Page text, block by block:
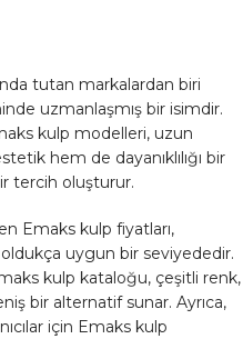
tutan markalardan biri
uzmanlaşmış bir isimdir.
kulp modelleri, uzun
hem de dayanıklılığı bir
tercih oluşturur.
Emaks kulp fiyatları,
uygun bir seviyededir.
kulp kataloğu, çeşitli renk,
bir alternatif sunar. Ayrıca,
için Emaks kulp